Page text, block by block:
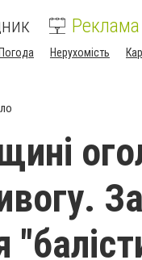
Реклама
Погода Нерухомість